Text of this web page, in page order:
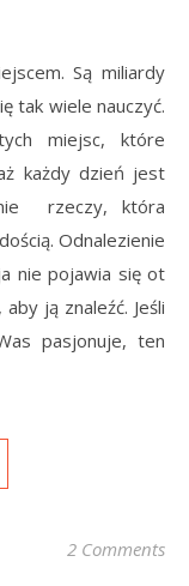
Są miliardy
tak wiele nauczyć.
miejsc, które
każdy dzień jest
rzeczy, która
Odnalezienie
nie pojawia się ot
ją znaleźć. Jeśli
pasjonuje, ten
2 Comments